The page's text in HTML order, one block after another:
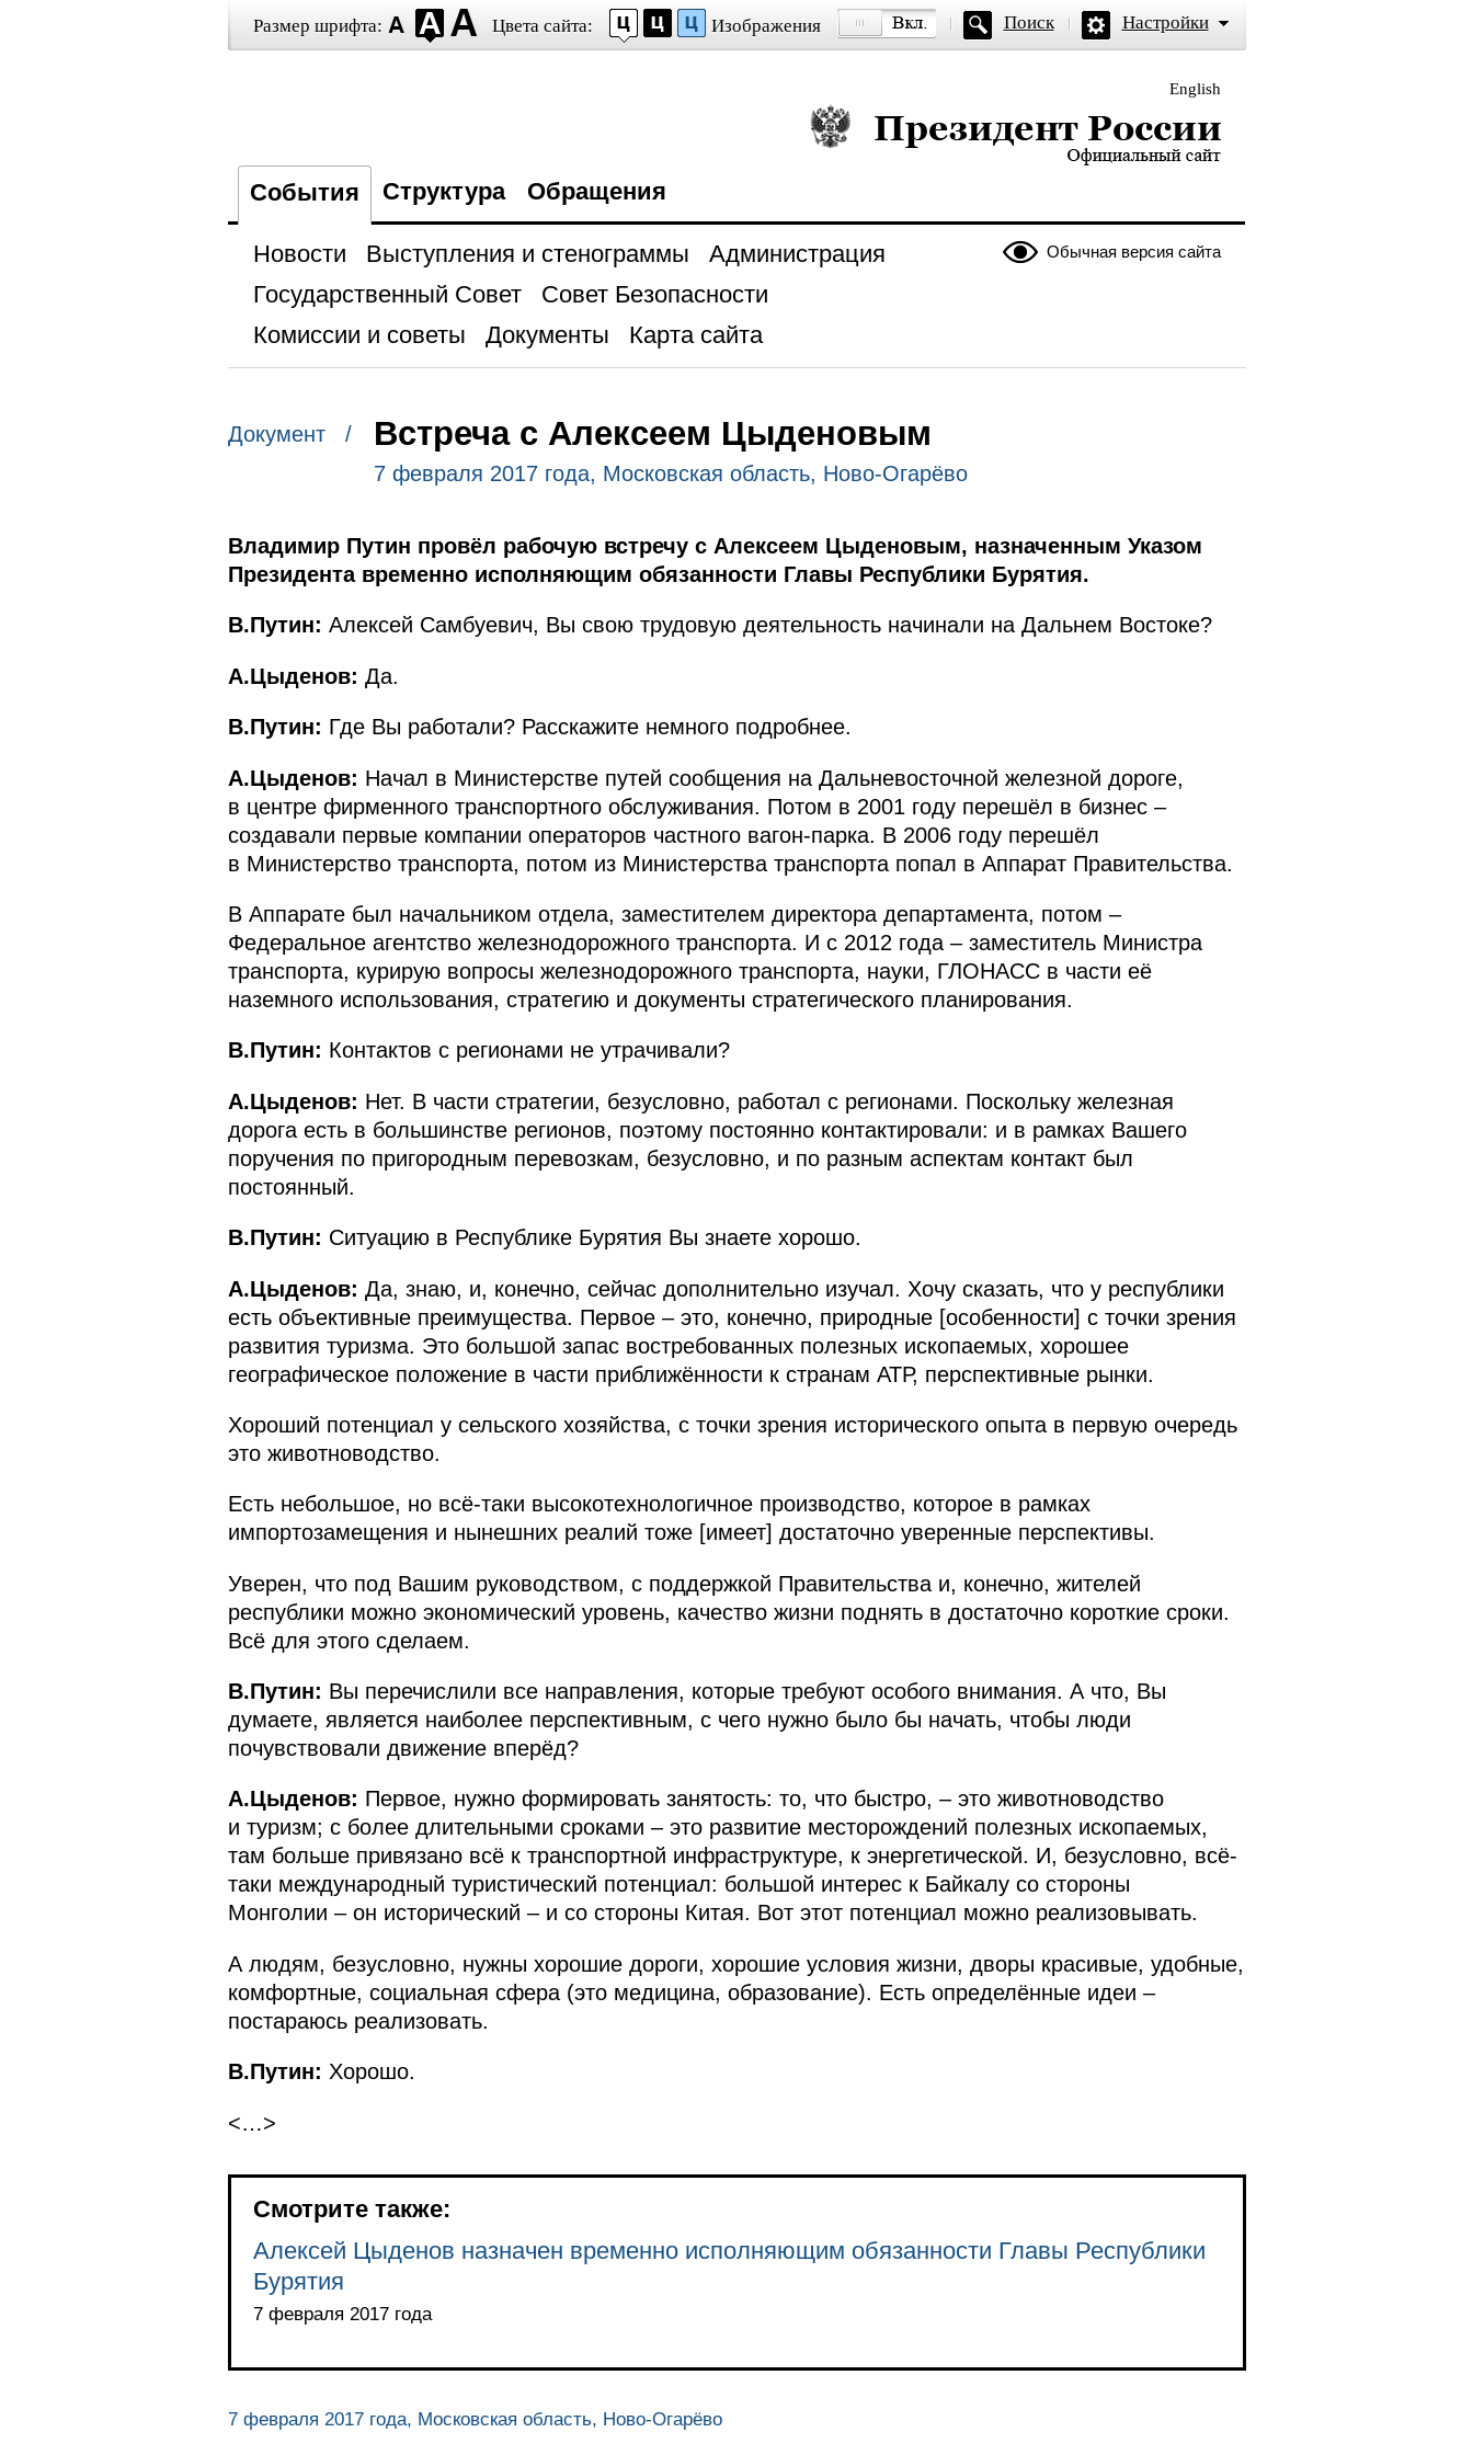
Размер шрифта: Цвета сайта: Изображения Поиск Настройки
English
Президент России — официальный сайт
События Структура Обращения
Обычная версия сайта
Новости Выступления и стенограммы
Администрация
Государственный Совет
Совет Безопасности
Комиссии и советы
Документы Карта сайта
Документ / Встреча с Алексеем Цыденовым
7 февраля 2017 года, Московская область, Ново-Огарёво
Владимир Путин провёл рабочую встречу с Алексеем Цыденовым, назначенным Указом
Президента временно исполняющим обязанности Главы Республики Бурятия.
В.Путин: Алексей Самбуевич, Вы свою трудовую деятельность начинали на Дальнем Востоке?
А.Цыденов: Да.
В.Путин: Где Вы работали? Расскажите немного подробнее.
А.Цыденов: Начал в Министерстве путей сообщения на Дальневосточной железной дороге,
в центре фирменного транспортного обслуживания. Потом в 2001 году перешёл в бизнес –
создавали первые компании операторов частного вагон-парка. В 2006 году перешёл
в Министерство транспорта, потом из Министерства транспорта попал в Аппарат Правительства.
В Аппарате был начальником отдела, заместителем директора департамента, потом –
Федеральное агентство железнодорожного транспорта. И с 2012 года – заместитель Министра
транспорта, курирую вопросы железнодорожного транспорта, науки, ГЛОНАСС в части её
наземного использования, стратегию и документы стратегического планирования.
В.Путин: Контактов с регионами не утрачивали?
А.Цыденов: Нет. В части стратегии, безусловно, работал с регионами. Поскольку железная
дорога есть в большинстве регионов, поэтому постоянно контактировали: и в рамках Вашего
поручения по пригородным перевозкам, безусловно, и по разным аспектам контакт был
постоянный.
В.Путин: Ситуацию в Республике Бурятия Вы знаете хорошо.
А.Цыденов: Да, знаю, и, конечно, сейчас дополнительно изучал. Хочу сказать, что у республики
есть объективные преимущества. Первое – это, конечно, природные [особенности] с точки зрения
развития туризма. Это большой запас востребованных полезных ископаемых, хорошее
географическое положение в части приближённости к странам АТР, перспективные рынки.
Хороший потенциал у сельского хозяйства, с точки зрения исторического опыта в первую очередь
это животноводство.
Есть небольшое, но всё-таки высокотехнологичное производство, которое в рамках
импортозамещения и нынешних реалий тоже [имеет] достаточно уверенные перспективы.
Уверен, что под Вашим руководством, с поддержкой Правительства и, конечно, жителей
республики можно экономический уровень, качество жизни поднять в достаточно короткие сроки.
Всё для этого сделаем.
В.Путин: Вы перечислили все направления, которые требуют особого внимания. А что, Вы
думаете, является наиболее перспективным, с чего нужно было бы начать, чтобы люди
почувствовали движение вперёд?
А.Цыденов: Первое, нужно формировать занятость: то, что быстро, – это животноводство
и туризм; с более длительными сроками – это развитие месторождений полезных ископаемых,
там больше привязано всё к транспортной инфраструктуре, к энергетической. И, безусловно, всё-
таки международный туристический потенциал: большой интерес к Байкалу со стороны
Монголии – он исторический – и со стороны Китая. Вот этот потенциал можно реализовывать.
А людям, безусловно, нужны хорошие дороги, хорошие условия жизни, дворы красивые, удобные,
комфортные, социальная сфера (это медицина, образование). Есть определённые идеи –
постараюсь реализовать.
В.Путин: Хорошо.
<…>
Смотрите также:
Алексей Цыденов назначен временно исполняющим обязанности Главы Республики
Бурятия
7 февраля 2017 года
7 февраля 2017 года, Московская область, Ново-Огарёво